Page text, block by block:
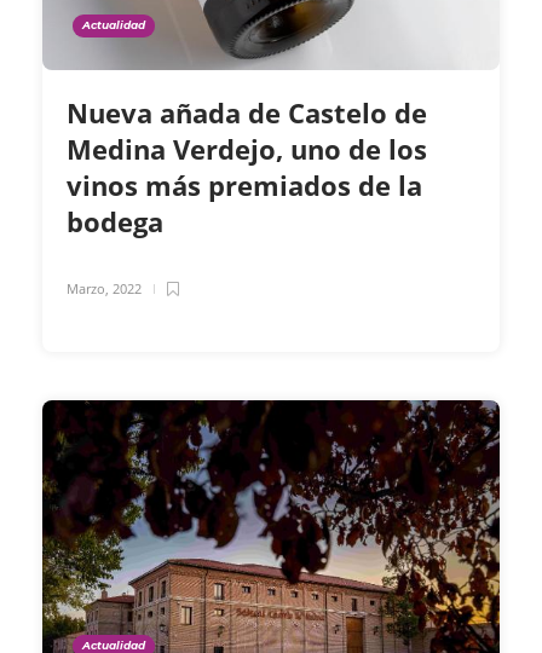
Actualidad
Nueva añada de Castelo de
Medina Verdejo, uno de los
vinos más premiados de la
bodega
Marzo, 2022
Actualidad